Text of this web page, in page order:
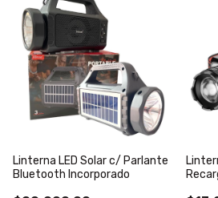
Linterna LED Solar c/ Parlante
Bluetooth Incorporado